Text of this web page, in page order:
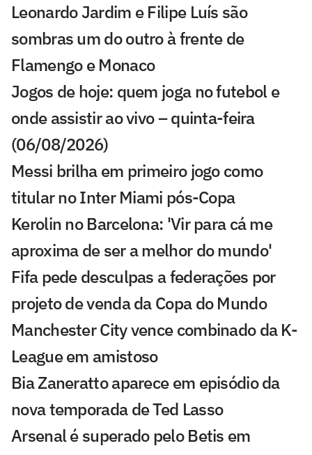
Leonardo Jardim e Filipe Luís são
sombras um do outro à frente de
Flamengo e Monaco
Jogos de hoje: quem joga no futebol e
onde assistir ao vivo – quinta-feira
(06/08/2026)
Messi brilha em primeiro jogo como
titular no Inter Miami pós-Copa
Kerolin no Barcelona: 'Vir para cá me
aproxima de ser a melhor do mundo'
Fifa pede desculpas a federações por
projeto de venda da Copa do Mundo
Manchester City vence combinado da K-
League em amistoso
Bia Zaneratto aparece em episódio da
nova temporada de Ted Lasso
Arsenal é superado pelo Betis em